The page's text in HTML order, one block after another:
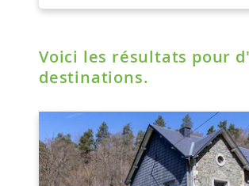
Voici les résultats pour
destinations.